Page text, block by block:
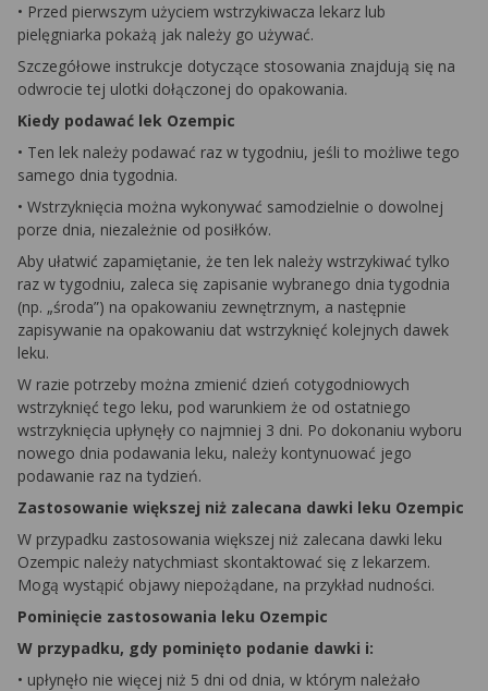
• Przed pierwszym użyciem wstrzykiwacza lekarz lub
pielęgniarka pokażą jak należy go używać.
Szczegółowe instrukcje dotyczące stosowania znajdują się na
odwrocie tej ulotki dołączonej do opakowania.
Kiedy podawać lek Ozempic
• Ten lek należy podawać raz w tygodniu, jeśli to możliwe tego
samego dnia tygodnia.
• Wstrzyknięcia można wykonywać samodzielnie o dowolnej
porze dnia, niezależnie od posiłków.
Aby ułatwić zapamiętanie, że ten lek należy wstrzykiwać tylko
raz w tygodniu, zaleca się zapisanie wybranego dnia tygodnia
(np. „środa”) na opakowaniu zewnętrznym, a następnie
zapisywanie na opakowaniu dat wstrzyknięć kolejnych dawek
leku.
W razie potrzeby można zmienić dzień cotygodniowych
wstrzyknięć tego leku, pod warunkiem że od ostatniego
wstrzyknięcia upłynęły co najmniej 3 dni. Po dokonaniu wyboru
nowego dnia podawania leku, należy kontynuować jego
podawanie raz na tydzień.
Zastosowanie większej niż zalecana dawki leku Ozempic
W przypadku zastosowania większej niż zalecana dawki leku
Ozempic należy natychmiast skontaktować się z lekarzem.
Mogą wystąpić objawy niepożądane, na przykład nudności.
Pominięcie zastosowania leku Ozempic
W przypadku, gdy pominięto podanie dawki i:
• upłynęło nie więcej niż 5 dni od dnia, w którym należało